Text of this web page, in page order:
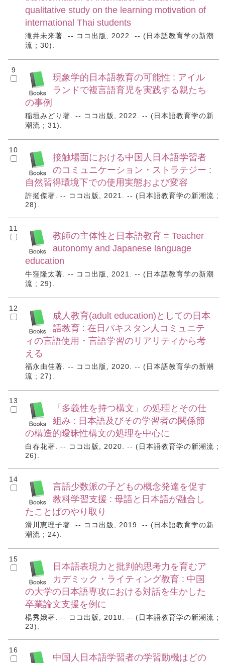
qualitative study on the learning motivation of
international Thai students
滝井未来著. -- ココ出版, 2022. -- (日本語教育学の新潮
流 ; 30).
9
現象学的日本語教育の可能性 : アイル
ランドで複言語育児を実践する親たち
の事例
稲垣みどり著. -- ココ出版, 2022. -- (日本語教育学の新
潮流 ; 31).
10
接触場面における中国人日本語学習者
のコミュニケーション・ストラテジー :
自然習得環境下での使用実態および変容
許挺傑著. -- ココ出版, 2021. -- (日本語教育学の新潮流 ;
28).
11
教師の主体性と日本語教育 = Teacher
autonomy and Japanese language
education
牛窪隆太著. -- ココ出版, 2021. -- (日本語教育学の新潮
流 ; 29).
12
成人教育(adult education)としての日本
語教育 : 在日パキスタン人コミュニテ
ィの言語使用・言語学習のリアリティから考
える
福永由佳著. -- ココ出版, 2020. -- (日本語教育学の新潮
流 ; 27).
13
「多義性を持つ構文」の処理とその仕
組み : 日本語及びその学習者の関係節
の構造的曖昧性構文の処理を中心に
白春花著. -- ココ出版, 2020. -- (日本語教育学の新潮流 ;
26).
14
言語少数派の子どもの概念発達を促す
教科学習支援 : 母語と日本語が融合し
たことばのやり取り
滑川恵理子著. -- ココ出版, 2019. -- (日本語教育学の新
潮流 ; 24).
15
日本語表現力と批判的思考力を育むア
カデミック・ライティング教育 : 中国
の大学の日本語専攻における対話を生かした
卒業論文支援を例に
楊秀娥著. -- ココ出版, 2018. -- (日本語教育学の新潮流 ;
23).
16
中国人日本語学習者の学習動機はどの